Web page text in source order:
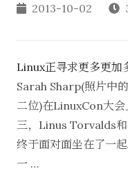
2013-10-02
Linux正寻求更多更加
Sarah Sharp(照片中
二位)在LinuxCon大
三，Linus Torvalds
终于面对面坐在了一
一 …